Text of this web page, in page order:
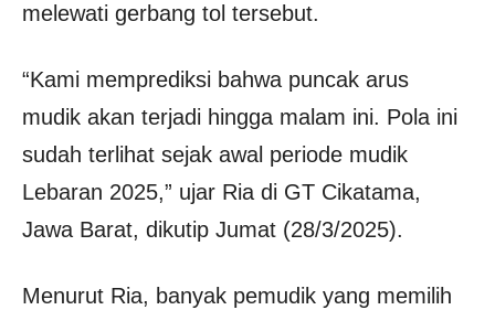
melewati gerbang tol tersebut.
“Kami memprediksi bahwa puncak arus
mudik akan terjadi hingga malam ini. Pola ini
sudah terlihat sejak awal periode mudik
Lebaran 2025,” ujar Ria di GT Cikatama,
Jawa Barat, dikutip Jumat (28/3/2025).
Menurut Ria, banyak pemudik yang memilih